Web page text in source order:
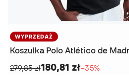
WYPRZEDAŻ
279,85 zł180,81 zł−35%